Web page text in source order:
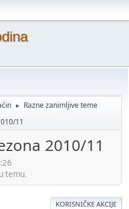
► Razne zanimljive teme
11
2010/11
temu.
KORISNIČKE AKCIJE